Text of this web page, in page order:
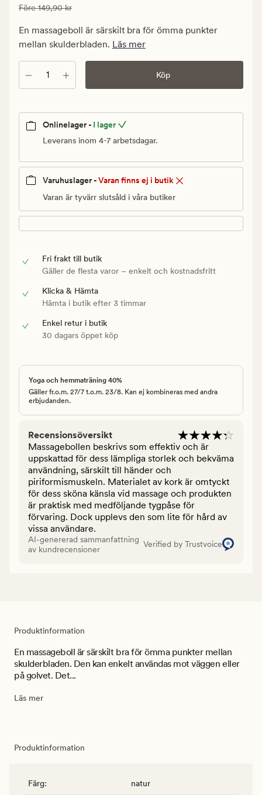
89,94
kr.
Ordinarie
Ordinarie pris 149,90 kr
Före149,90 kr
En massageboll är särskilt bra för ömma punkter
mellan skulderbladen. Läs mer
Antal Köp
Onlinelager - I lager
Leverans inom 4-7 arbetsdagar.
Varuhuslager -Varan finns ej i butik
Varan är tyvärr slutsåld i våra butiker
Fri frakt till butik
Gäller de flesta varor – enkelt och kostnadsfritt
Klicka & Hämta
Hämta i butik efter 3 timmar
Enkel retur i butik
30 dagars öppet köp
Yoga och hemmaträning 40%
Gäller fr.o.m. 27/7 t.o.m. 23/8. Kan ej kombineras med andra
erbjudanden.
Recensionsöversikt
Massagebollen beskrivs som effektiv och är
uppskattad för dess lämpliga storlek och bekväma
användning, särskilt till händer och
piriformismuskeln. Materialet av kork är omtyckt
för dess sköna känsla vid massage och produkten
är praktisk med medföljande tygpåse för
förvaring. Dock upplevs den som lite för hård av
vissa användare.
AI-genererad sammanfattning
av kundrecensioner
Verified by Trustvoice
Produktinformation
En massageboll är särskilt bra för ömma punkter mellan
skulderbladen. Den kan enkelt användas mot väggen eller
på golvet. Det...
Läs mer
Produktinformation
Färg: natur